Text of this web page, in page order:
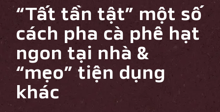
“Tất tần tật” một số
cách pha cà phê hạt
ngon tại nhà &
“mẹo” tiện dụng
khác